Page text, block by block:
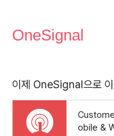
OneSignal
이제 OneSignal으로 이
obile &